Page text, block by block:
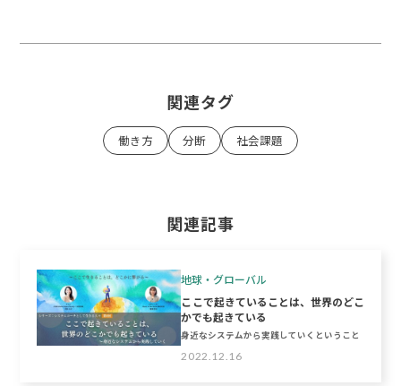
関連タグ
働き方 分断 社会課題
関連記事
地球・グローバル
2022.12.16
ここで起きていることは、世界のどこ
かでも起きている
身近なシステムから実践していくということ